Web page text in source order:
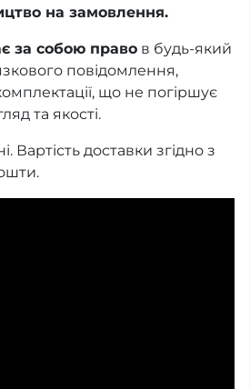
на замовлення.
за собою право в будь-який
повідомлення,
що не погіршує
та якості.
Вартість доставки згідно з